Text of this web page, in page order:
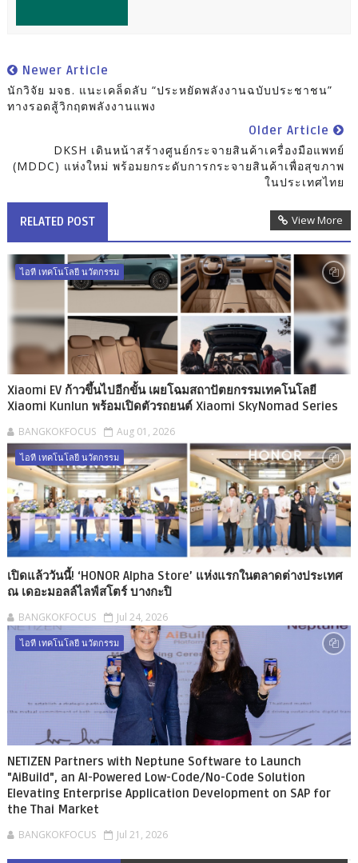
Newer Article
นักวิจัย มจธ. แนะเคล็ดลับ “ประหยัดพลังงานฉบับประชาชน”
ทางรอดสู้วิกฤตพลังงานแพง
Older Article
DKSH เดินหน้าสร้างศูนย์กระจายสินค้าเครื่องมือแพทย์
(MDDC) แห่งใหม่ พร้อมยกระดับการกระจายสินค้าเพื่อสุขภาพ
ในประเทศไทย
RELATED POST View More
ไอที เทคโนโลยี นวัตกรรม
Xiaomi EV ก้าวขึ้นไปอีกขั้น เผยโฉมสถาปัตยกรรมเทคโนโลยี
Xiaomi Kunlun พร้อมเปิดตัวรถยนต์ Xiaomi SkyNomad Series
BANGKOKFOCUS Aug 01, 2026
ไอที เทคโนโลยี นวัตกรรม
เปิดแล้ววันนี้! ‘HONOR Alpha Store’ แห่งแรกในตลาดต่างประเทศ
ณ เดอะมอลล์ไลฟ์สโตร์ บางกะปิ
BANGKOKFOCUS Jul 24, 2026
ไอที เทคโนโลยี นวัตกรรม
NETIZEN Partners with Neptune Software to Launch
"AiBuild", an AI-Powered Low-Code/No-Code Solution
Elevating Enterprise Application Development on SAP for
the Thai Market
BANGKOKFOCUS Jul 21, 2026